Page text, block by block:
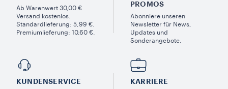
Ab Warenwert 30,00 €
Versand kostenlos.
Standardlieferung: 5,99 €.
Premiumlieferung: 10,60 €.
PROMOS​
Abonniere unseren
Newsletter für News,
Updates und
Sonderangebote.
KUNDENSERVICE​ KARRIERE